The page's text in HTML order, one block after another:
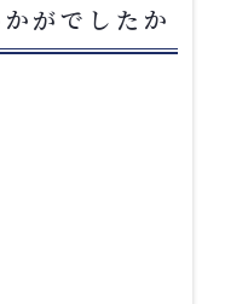
がでしたか